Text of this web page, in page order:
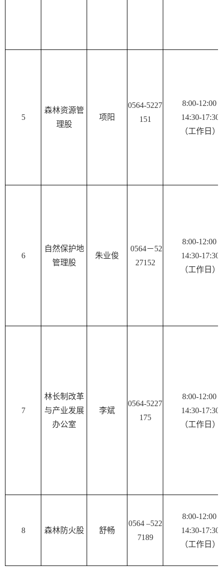
5
森林资源管
理股
项阳
0564-5227
151
8:00-12:00
14:30-17:30
（工作日）
6
自然保护地
管理股
朱业俊
0564－52
27152
8:00-12:00
14:30-17:30
（工作日）
7
林长制改革
与产业发展
办公室
李斌
0564-5227
175
8:00-12:00
14:30-17:30
（工作日）
8 森林防火股 舒畅
0564 –522
7189
8:00-12:00
14:30-17:30
（工作日）